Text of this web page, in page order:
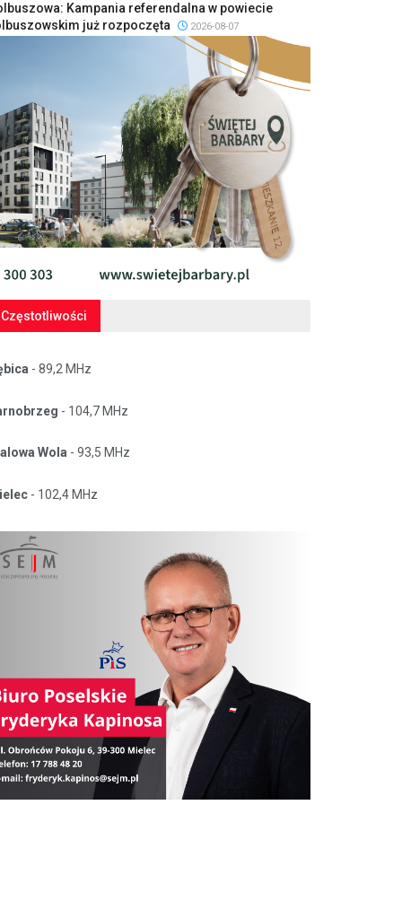
Kampania referendalna w powiecie
już rozpoczęta
2026-08-07
Częstotliwości
- 89,2 MHz
- 104,7 MHz
Wola - 93,5 MHz
- 102,4 MHz